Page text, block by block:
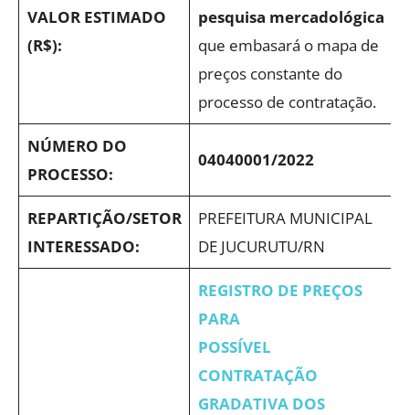
VALOR ESTIMADO
(R$):
pesquisa mercadológica
que embasará o mapa de
preços constante do
processo de contratação.
NÚMERO DO
PROCESSO:
04040001/2022
REPARTIÇÃO/SETOR
INTERESSADO:
PREFEITURA MUNICIPAL
DE JUCURUTU/RN
REGISTRO DE PREÇOS
PARA
POSSÍVEL
CONTRATAÇÃO
GRADATIVA DOS